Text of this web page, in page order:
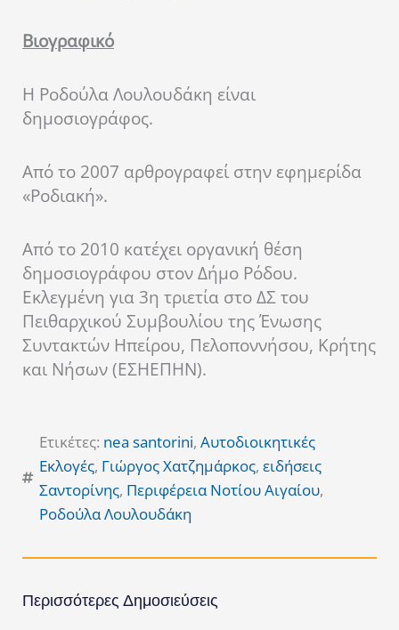
Βιογραφικό
Η Ροδούλα Λουλουδάκη είναι
δημοσιογράφος.
Από το 2007 αρθρογραφεί στην εφημερίδα
«Ροδιακή».
Από το 2010 κατέχει οργανική θέση
δημοσιογράφου στον Δήμο Ρόδου.
Εκλεγμένη για 3η τριετία στο ΔΣ του
Πειθαρχικού Συμβουλίου της Ένωσης
Συντακτών Ηπείρου, Πελοποννήσου, Κρήτης
και Νήσων (ΕΣΗΕΠΗΝ).
Ετικέτες: nea santorini, Αυτοδιοικητικές
Εκλογές, Γιώργος Χατζημάρκος, ειδήσεις
Σαντορίνης, Περιφέρεια Νοτίου Αιγαίου,
Ροδούλα Λουλουδάκη
Περισσότερες Δημοσιεύσεις